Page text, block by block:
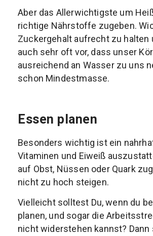
Aber das Allerwichtigste um
richtige Nährstoffe zugeben.
Zuckergehalt aufrecht zu halten
auch sehr oft vor, dass unser
ausreichend an Wasser zu uns
schon Mindestmasse.
Essen planen
Besonders wichtig ist ein
Vitaminen und Eiweiß
auf Obst, Nüssen oder Quark
nicht zu hoch steigen.
Vielleicht solltest Du, wenn du
planen, und sogar die
nicht widerstehen kannst?